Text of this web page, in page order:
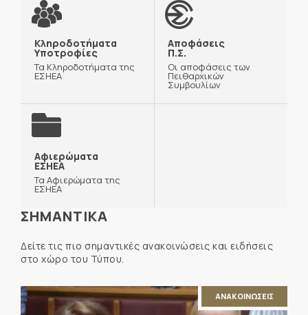
Κληροδοτήματα
Υποτροφίες
Τα Κληροδοτήματα της
ΕΣΗΕΑ
Αποφάσεις
Π.Σ.
Οι αποφάσεις των
Πειθαρχικών
Συμβουλίων
Αφιερώματα
ΕΣΗΕΑ
Τα Αφιερώματα της
ΕΣΗΕΑ
ΣΗΜΑΝΤΙΚΑ
Δείτε τις πιο σημαντικές ανακοινώσεις και ειδήσεις
στο χώρο του Τύπου.
ΑΝΑΚΟΙΝΩΣΕΙΣ